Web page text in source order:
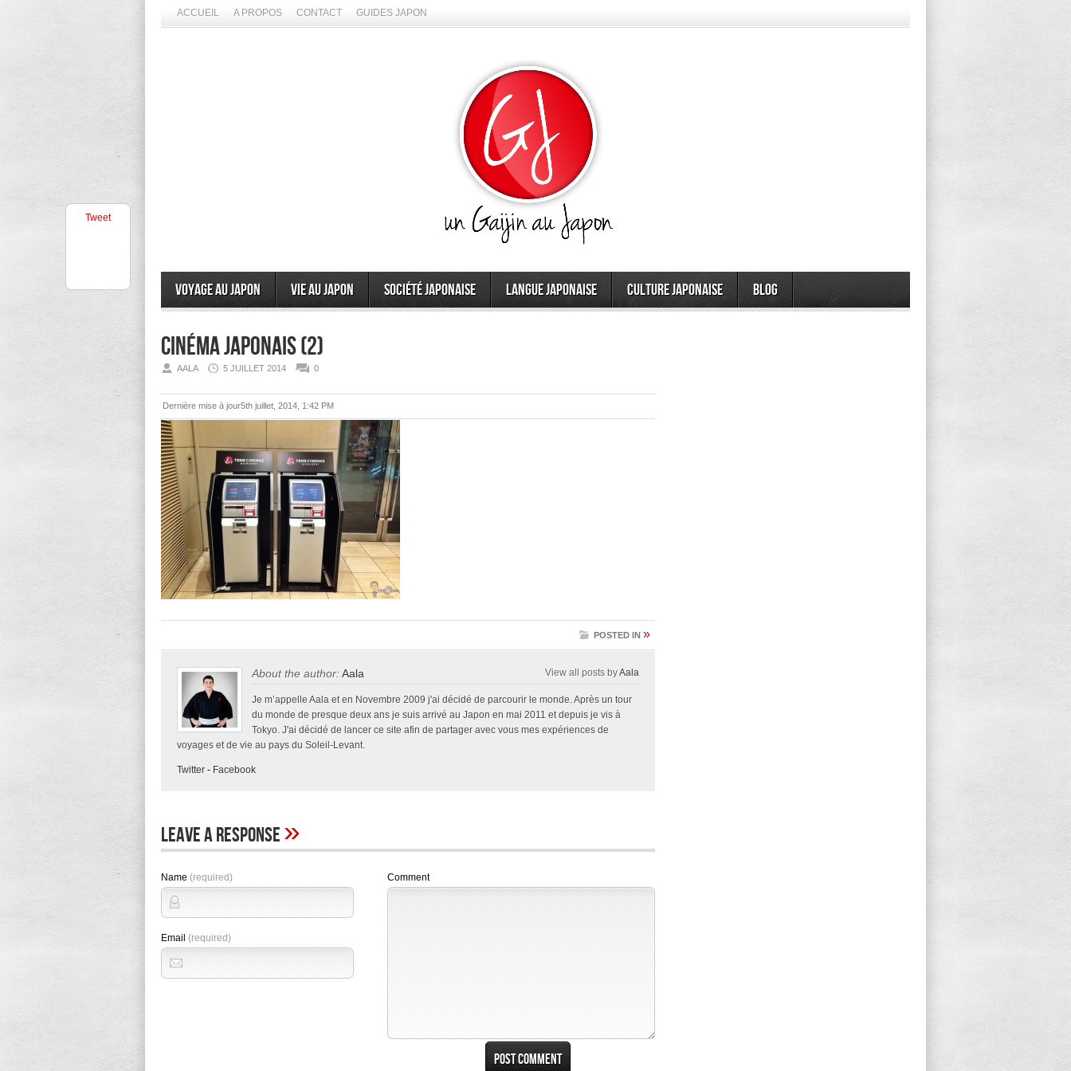
ACCUEIL A PROPOS CONTACT GUIDES JAPON
Voyage au Japon Vie au Japon Société japonaise Langue japonaise Culture japonaise Blog
cinéma japonais (2)
AALA 5 JUILLET 2014 0
Dernière mise à jour5th juillet, 2014, 1:42 PM
Tweet
POSTED IN »
About the author:Aala View all posts byAala
Je m’appelle Aala et en Novembre 2009 j'ai décidé de parcourir le monde. Après un tour
du monde de presque deux ans je suis arrivé au Japon en mai 2011 et depuis je vis à
Tokyo. J'ai décidé de lancer ce site afin de partager avec vous mes expériences de
voyages et de vie au pays du Soleil-Levant.
Twitter - Facebook
Leave A Response»
Name (required)
Email (required)
Comment